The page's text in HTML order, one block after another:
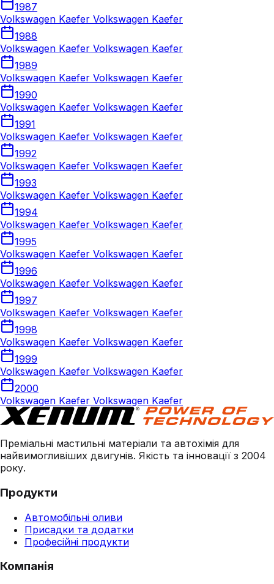
1987
Volkswagen Kaefer Volkswagen Kaefer
1988
Volkswagen Kaefer Volkswagen Kaefer
1989
Volkswagen Kaefer Volkswagen Kaefer
1990
Volkswagen Kaefer Volkswagen Kaefer
1991
Volkswagen Kaefer Volkswagen Kaefer
1992
Volkswagen Kaefer Volkswagen Kaefer
1993
Volkswagen Kaefer Volkswagen Kaefer
1994
Volkswagen Kaefer Volkswagen Kaefer
1995
Volkswagen Kaefer Volkswagen Kaefer
1996
Volkswagen Kaefer Volkswagen Kaefer
1997
Volkswagen Kaefer Volkswagen Kaefer
1998
Volkswagen Kaefer Volkswagen Kaefer
1999
Volkswagen Kaefer Volkswagen Kaefer
2000
Volkswagen Kaefer Volkswagen Kaefer
Преміальні мастильні матеріали та автохімія для
найвимогливіших двигунів. Якість та інновації з 2004
року.
Продукти
Автомобільні оливи
Присадки та додатки
Професійні продукти
Компанія